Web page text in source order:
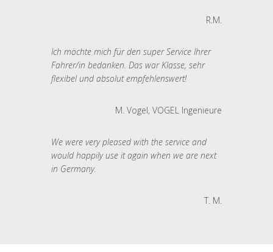
R.M.
Ich möchte mich für den super Service Ihrer
Fahrer/in bedanken. Das war Klasse, sehr
flexibel und absolut empfehlenswert!
M. Vogel, VOGEL Ingenieure
We were very pleased with the service and
would happily use it again when we are next
in Germany.
T. M.